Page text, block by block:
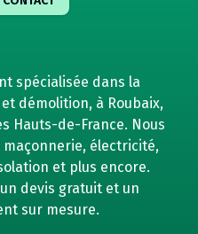
spécialisée dans la
démolition, à Roubaix,
Hauts-de-France. Nous
électricité,
et plus encore.
devis gratuit et un
sur mesure.